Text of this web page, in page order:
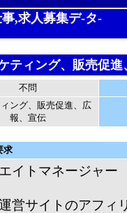
,求人募集デ-タ-
ティング、販売促
不問
ング、販売促進、広
報、宣伝
求
イトマネージャー
営サイトのアフ